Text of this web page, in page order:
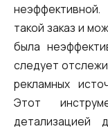
такой заказ и
была
следует
рекламных
Этот
детализацией